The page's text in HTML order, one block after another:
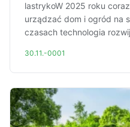
lastrykoW 2025 roku
urządzać dom i ogród na
czasach technologia
30.11.-0001